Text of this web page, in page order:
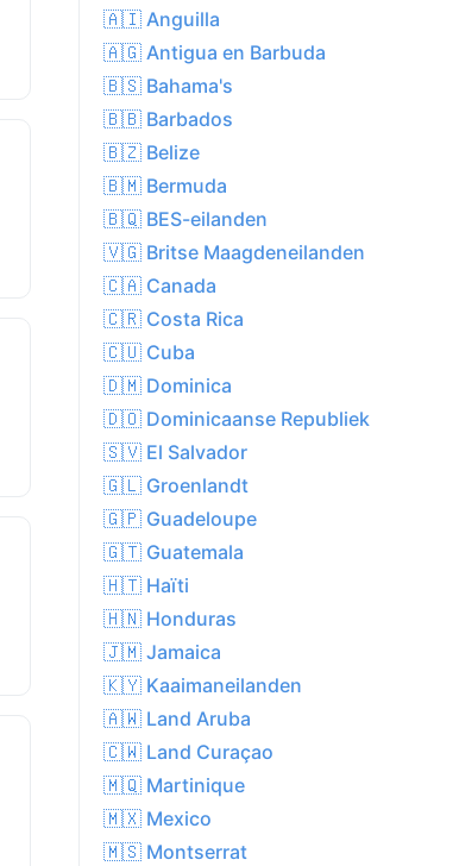
🇦🇮 Anguilla
🇦🇬 Antigua en Barbuda
🇧🇸 Bahama's
🇧🇧 Barbados
🇧🇿 Belize
🇧🇲 Bermuda
🇧🇶 BES-eilanden
🇻🇬 Britse Maagdeneilanden
🇨🇦 Canada
🇨🇷 Costa Rica
🇨🇺 Cuba
🇩🇲 Dominica
🇩🇴 Dominicaanse Republiek
🇸🇻 El Salvador
🇬🇱 Groenlandt
🇬🇵 Guadeloupe
🇬🇹 Guatemala
🇭🇹 Haïti
🇭🇳 Honduras
🇯🇲 Jamaica
🇰🇾 Kaaimaneilanden
🇦🇼 Land Aruba
🇨🇼 Land Curaçao
🇲🇶 Martinique
🇲🇽 Mexico
🇲🇸 Montserrat